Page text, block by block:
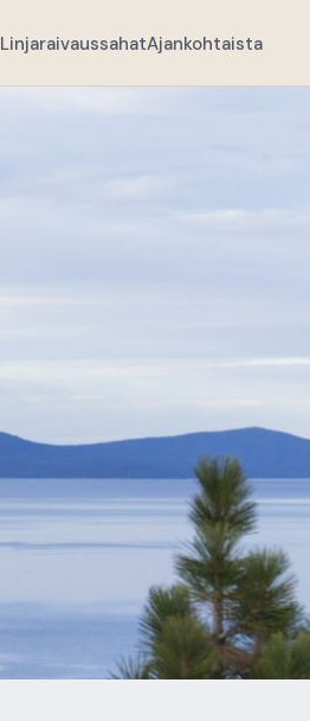
LinjaraivaussahatAjankohtaista